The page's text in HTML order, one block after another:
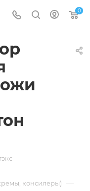
0
—
консилеры) —